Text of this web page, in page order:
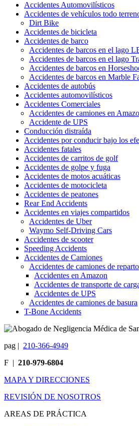
Accidentes Automovilísticos
Accidentes de vehículos todo
Dirt Bike
Accidentes de bicicleta
Accidentes de barco
Accidentes de barcos en el lago
Accidentes de barcos en el lago
Accidentes de barcos en
Accidentes de barcos en Marble
Accidentes de autobús
Accidentes automovilísticos
Accidentes Comerciales
Accidentes de camiones en
Accidente de UPS
Conducción distraída
Accidentes por conducir bajo los
Accidentes fatales
Accidentes de carritos de golf
Accidentes de golpe y fuga
Accidentes de motos acuáticas
Accidentes de motocicleta
Accidentes de peatones
Rear End Accidents
Accidentes en viajes compartidos
Accidentes de Uber
Waymo Self-Driving Cars
Accidentes de scooter
Speeding Accidents
Accidentes de Camiones
Accidentes de camiones de reparto
Accidentes en Amazon
Accidentes de transporte de
Accidentes de UPS
Accidentes de camiones de basura
T-Bone Accidents
pag | 210-366-4949
F | 210-979-6804
MAPA Y DIRECCIONES
REVISIÓN DE NOSOTROS
AREAS DE PRÁCTICA